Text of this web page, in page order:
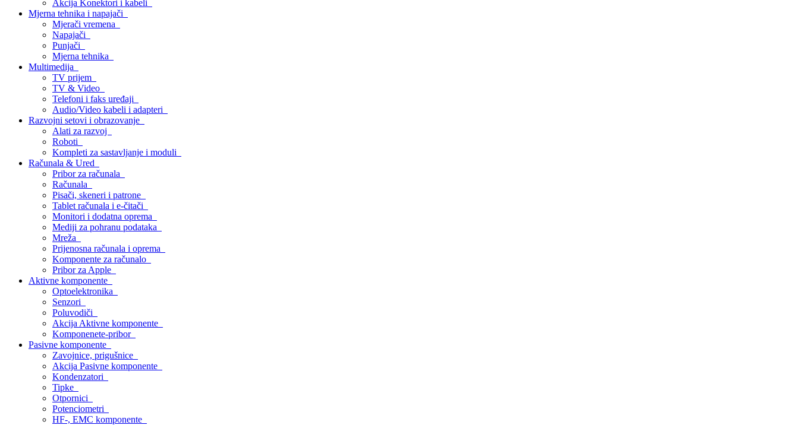
Akcija Konektori i kabeli
Mjerna tehnika i napajači
Mjerači vremena
Napajači
Punjači
Mjerna tehnika
Multimedija
TV prijem
TV & Video
Telefoni i faks uređaji
Audio/Video kabeli i adapteri
Razvojni setovi i obrazovanje
Alati za razvoj
Roboti
Kompleti za sastavljanje i moduli
Računala & Ured
Pribor za računala
Računala
Pisači, skeneri i patrone
Tablet računala i e-čitači
Monitori i dodatna oprema
Mediji za pohranu podataka
Mreža
Prijenosna računala i oprema
Komponente za računalo
Pribor za Apple
Aktivne komponente
Optoelektronika
Senzori
Poluvodiči
Akcija Aktivne komponente
Komponenete-pribor
Pasivne komponente
Zavojnice, prigušnice
Akcija Pasivne komponente
Kondenzatori
Tipke
Otpornici
Potenciometri
HF-, EMC komponente